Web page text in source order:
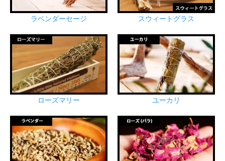
ラベンダーセージ スウィートグラス
ローズマリー ユーカリ